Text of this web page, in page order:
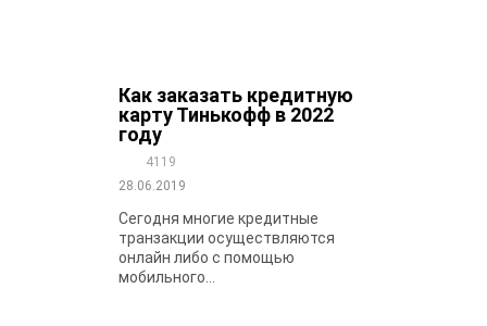
Как заказать кредитную
карту Тинькофф в 2022
году
4119
28.06.2019
Сегодня многие кредитные
транзакции осуществляются
онлайн либо с помощью
мобильного...